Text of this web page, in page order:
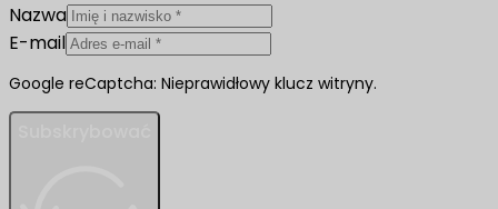
Nazwa
E-mail
Google reCaptcha: Nieprawidłowy klucz witryny.